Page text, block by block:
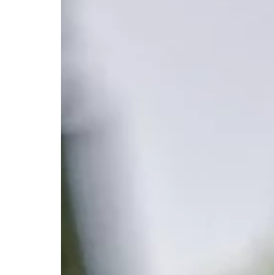
są obecne w
czekolada,